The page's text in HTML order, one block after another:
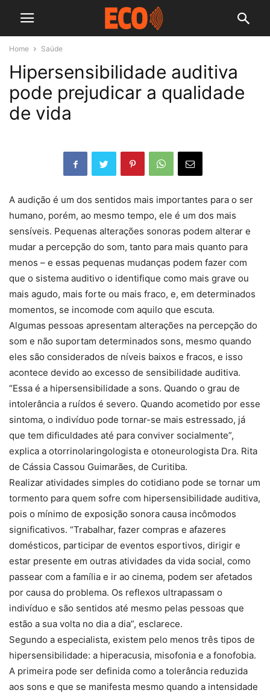
Home Saúde
Hipersensibilidade auditiva
pode prejudicar a qualidade
de vida
A audição é um dos sentidos mais importantes para o ser
humano, porém, ao mesmo tempo, ele é um dos mais
sensíveis. Pequenas alterações sonoras podem alterar e
mudar a percepção do som, tanto para mais quanto para
menos – e essas pequenas mudanças podem fazer com
que o sistema auditivo o identifique como mais grave ou
mais agudo, mais forte ou mais fraco, e, em determinados
momentos, se incomode com aquilo que escuta.
Algumas pessoas apresentam alterações na percepção do
som e não suportam determinados sons, mesmo quando
eles são considerados de níveis baixos e fracos, e isso
acontece devido ao excesso de sensibilidade auditiva.
“Essa é a hipersensibilidade a sons. Quando o grau de
intolerância a ruídos é severo. Quando acometido por esse
sintoma, o indivíduo pode tornar-se mais estressado, já
que tem dificuldades até para conviver socialmente”,
explica a otorrinolaringologista e otoneurologista Dra. Rita
de Cássia Cassou Guimarães, de Curitiba.
Realizar atividades simples do cotidiano pode se tornar um
tormento para quem sofre com hipersensibilidade auditiva,
pois o mínimo de exposição sonora causa incômodos
significativos. “Trabalhar, fazer compras e afazeres
domésticos, participar de eventos esportivos, dirigir e
estar presente em outras atividades da vida social, como
passear com a família e ir ao cinema, podem ser afetados
por causa do problema. Os reflexos ultrapassam o
indivíduo e são sentidos até mesmo pelas pessoas que
estão a sua volta no dia a dia”, esclarece.
Segundo a especialista, existem pelo menos três tipos de
hipersensibilidade: a hiperacusia, misofonia e a fonofobia.
A primeira pode ser definida como a tolerância reduzida
aos sons e que se manifesta mesmo quando a intensidade